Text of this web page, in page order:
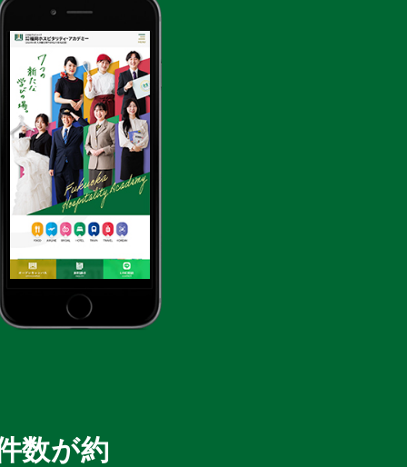
数が約